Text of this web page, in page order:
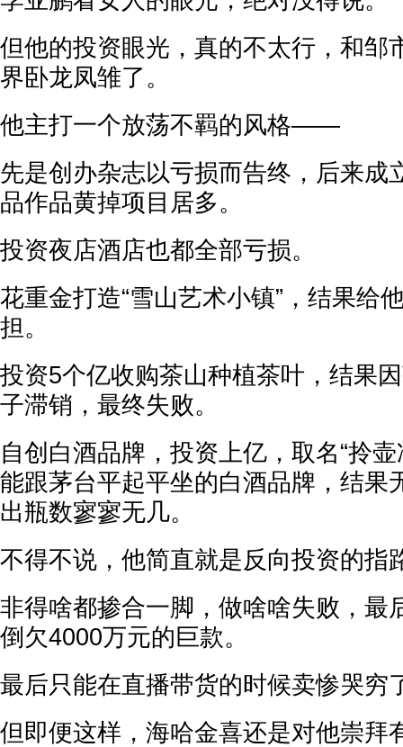
但他的投资眼光，真的不太行，和邹
界卧龙凤雏了。
他主打一个放荡不羁的风格——
先是创办杂志以亏损而告终，后来成
品作品黄掉项目居多。
投资夜店酒店也都全部亏损。
花重金打造“雪山艺术小镇”，结果给
担。
投资5个亿收购茶山种植茶叶，结果
子滞销，最终失败。
自创白酒品牌，投资上亿，取名“拎
能跟茅台平起平坐的白酒品牌，结果
出瓶数寥寥无几。
不得不说，他简直就是反向投资的指
非得啥都掺合一脚，做啥啥失败，最
倒欠4000万元的巨款。
最后只能在直播带货的时候卖惨哭穷
但即便这样，海哈金喜还是对他崇拜